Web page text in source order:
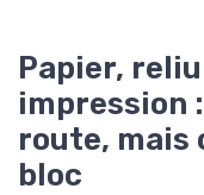
Papier,
impression
route, mais
bloc